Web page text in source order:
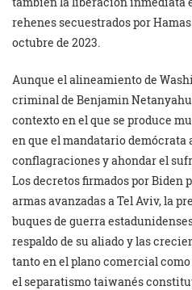
rehenes secuestrados por
octubre de 2023.
Aunque el alineamiento de
criminal de Benjamin Netanyahu
contexto en el que se produce
en que el mandatario demócrata
conflagraciones y ahondar el
Los decretos firmados por Biden
armas avanzadas a Tel Aviv, la
buques de guerra
respaldo de su aliado y las
tanto en el plano comercial
el separatismo taiwanés